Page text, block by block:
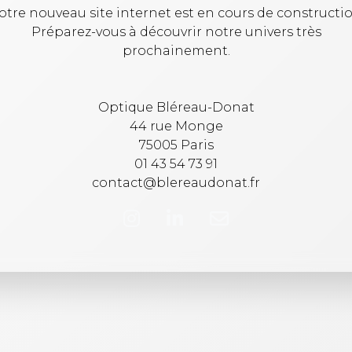
nouveau site internet est en cours de
Préparez-vous à découvrir notre univers très
prochainement.
Optique Bléreau-Donat
44 rue Monge
75005 Paris
01 43 54 73 91
contact@blereaudonat.fr